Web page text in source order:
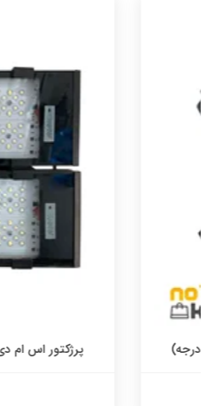
پرژکتور اس ام دی 200 وات ماژولار توانور لنزدار (90 درجه)